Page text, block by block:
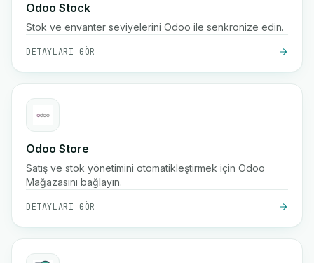
Odoo Stock
Stok ve envanter seviyelerini Odoo ile senkronize edin.
DETAYLARI GÖR
Odoo Store
Satış ve stok yönetimini otomatikleştirmek için Odoo
Mağazasını bağlayın.
DETAYLARI GÖR